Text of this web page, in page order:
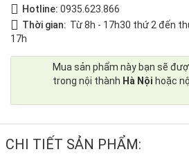
Hotline: 0935.623.866
Thời gian: Từ 8h - 17h30 thứ 2 đến
17h
Mua sản phẩm này bạn sẽ
trong nội thành Hà Nội hoặc
CHI TIẾT SẢN PHẨM: